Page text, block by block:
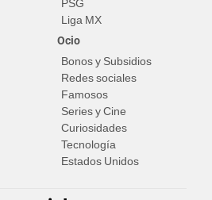
PSG
Liga MX
Ocio
Bonos y Subsidios
Redes sociales
Famosos
Series y Cine
Curiosidades
Tecnología
Estados Unidos